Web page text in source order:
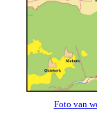
Foto van